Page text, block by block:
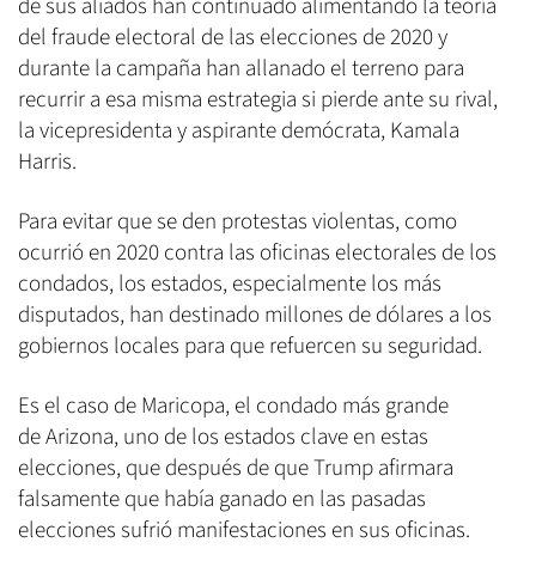
de sus aliados han continuado alimentando la teoría
del fraude electoral de las elecciones de 2020 y
durante la campaña han allanado el terreno para
recurrir a esa misma estrategia si pierde ante su rival,
la vicepresidenta y aspirante demócrata, Kamala
Harris.
Para evitar que se den protestas violentas, como
ocurrió en 2020 contra las oficinas electorales de los
condados, los estados, especialmente los más
disputados, han destinado millones de dólares a los
gobiernos locales para que refuercen su seguridad.
Es el caso de Maricopa, el condado más grande
de Arizona, uno de los estados clave en estas
elecciones, que después de que Trump afirmara
falsamente que había ganado en las pasadas
elecciones sufrió manifestaciones en sus oficinas.